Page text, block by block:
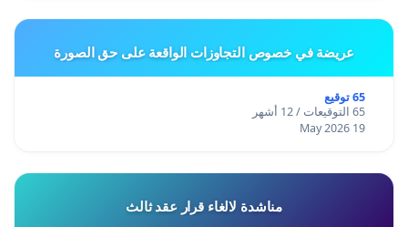
عريضة في خصوص التجاوزات الواقعة على حق الصورة
65 توقيع
65 التوقيعات / 12 أشهر
19 May 2026
مناشدة لالغاء قرار عقد ثالث